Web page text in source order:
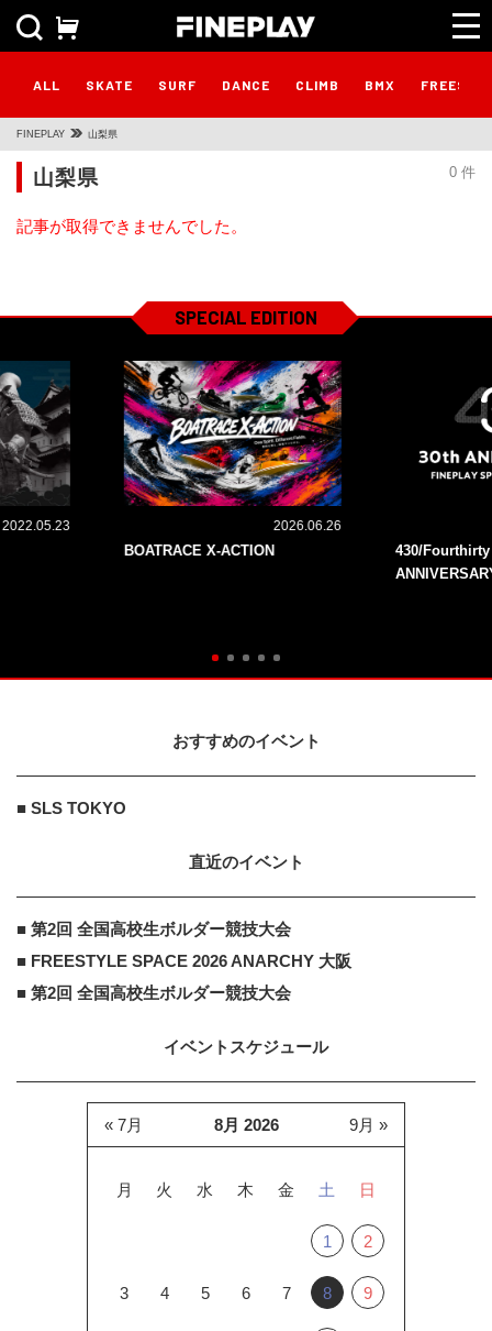
ALL SKATE SURF DANCE CLIMB BMX
FINEPLAY 山梨県
0 件
山梨県
記事が取得できませんでした。
SPECIAL EDITION
2022.05.23 2026.06.26
BOATRACE X-ACTION
430/
おすすめのイベント
■ SLS TOKYO
直近のイベント
■ 第2回 全国高校生ボルダー競技大会
■ FREESTYLE SPACE 2026 ANARCHY 大阪
■ 第2回 全国高校生ボルダー競技大会
イベントスケジュール
8月 2026
月 火 水 木 金 土 日
1 2
3 4 5 6 7 8 9
« 7月 9月 »